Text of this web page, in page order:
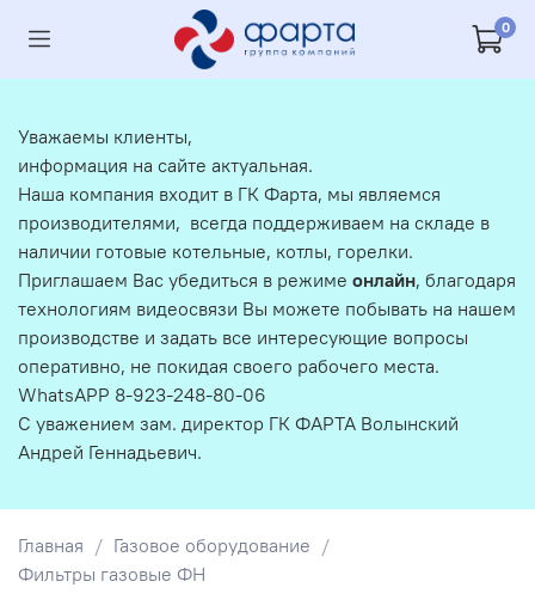
0
Главная
Газовое оборудование
Фильтры газовые ФН
Уважаемы клиенты,
информация на сайте актуальная.
Наша компания входит в ГК Фарта, мы являемся
производителями, всегда поддерживаем на складе в
наличии готовые котельные, котлы, горелки.
Приглашаем Вас убедиться в режиме онлайн, благодаря
технологиям видеосвязи Вы можете побывать на нашем
производстве и задать все интересующие вопросы
оперативно, не покидая своего рабочего места.
WhatsAPP 8-923-248-80-06
С уважением зам. директор ГК ФАРТА Волынский
Андрей Геннадьевич.